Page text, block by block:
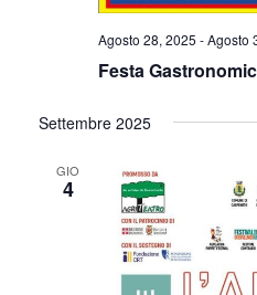
Agosto 28, 2025 -Agosto
Festa
Settembre 2025
GIO
4